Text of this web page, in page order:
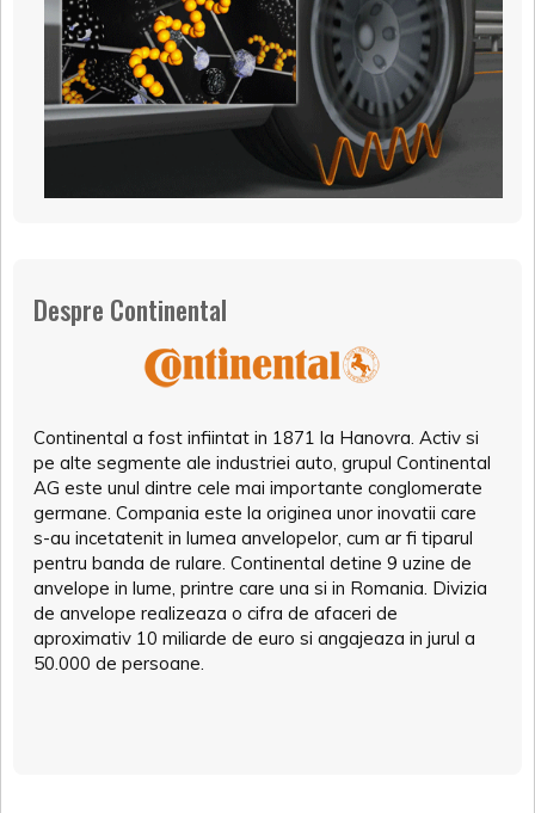
Despre Continental
Continental a fost infiintat in 1871 la Hanovra. Activ si
pe alte segmente ale industriei auto, grupul Continental
AG este unul dintre cele mai importante conglomerate
germane. Compania este la originea unor inovatii care
s-au incetatenit in lumea anvelopelor, cum ar fi tiparul
pentru banda de rulare. Continental detine 9 uzine de
anvelope in lume, printre care una si in Romania. Divizia
de anvelope realizeaza o cifra de afaceri de
aproximativ 10 miliarde de euro si angajeaza in jurul a
50.000 de persoane.